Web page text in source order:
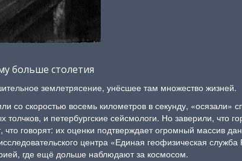
больше столетия
землетрясение, унёсшее там множество жизней.
со скоростью восемь километров в секунду, «осязали»
и петербургские сейсмологи. Но заверили, что
говорят: их оценки подтверждает огромный массив
центра «Единая геофизическая
где ещё дольше наблюдают за космосом.